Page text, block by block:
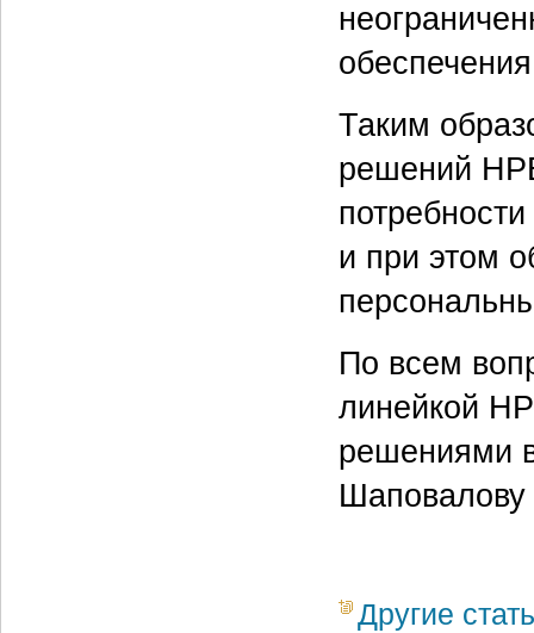
Таким
решений
и при этом
По всем
линейкой
решениями
Шаповалову
Другие